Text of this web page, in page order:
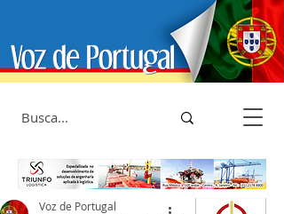
Voz de Portugal